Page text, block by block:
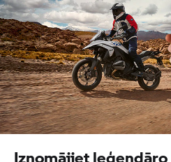
Iznomājiet leģendāro